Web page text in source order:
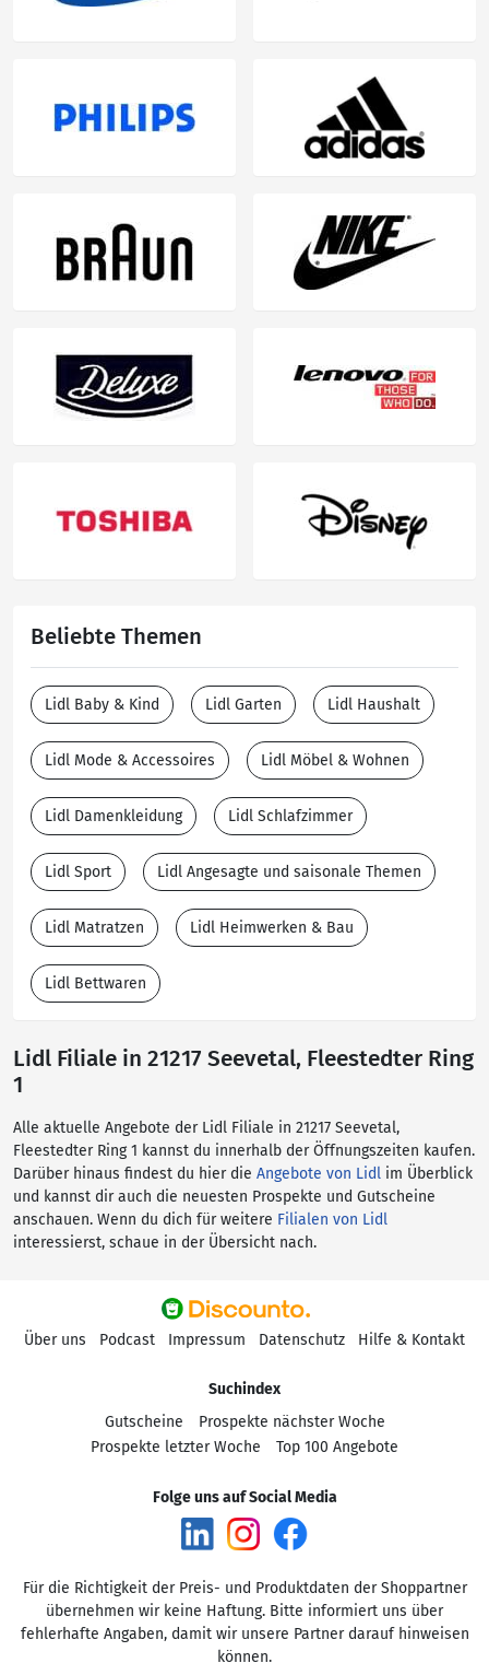
Beliebte Themen
Lidl Baby & Kind Lidl Garten Lidl Haushalt
Lidl Mode & Accessoires Lidl Möbel & Wohnen
Lidl Damenkleidung Lidl Schlafzimmer
Lidl Sport Lidl Angesagte und saisonale Themen
Lidl Matratzen Lidl Heimwerken & Bau
Lidl Bettwaren
Lidl Filiale in 21217 Seevetal, Fleestedter Ring
1
Alle aktuelle Angebote der Lidl Filiale in 21217 Seevetal,
Fleestedter Ring 1 kannst du innerhalb der Öffnungszeiten kaufen.
Darüber hinaus findest du hier die Angebote von Lidl im Überblick
und kannst dir auch die neuesten Prospekte und Gutscheine
anschauen. Wenn du dich für weitere Filialen von Lidl
interessierst, schaue in der Übersicht nach.
Über uns Podcast Impressum Datenschutz Hilfe & Kontakt
Suchindex
Gutscheine
Prospekte nächster Woche
Prospekte letzter Woche
Top 100 Angebote
Folge uns auf Social Media
Für die Richtigkeit der Preis- und Produktdaten der Shoppartner
übernehmen wir keine Haftung. Bitte informiert uns über
fehlerhafte Angaben, damit wir unsere Partner darauf hinweisen
können.